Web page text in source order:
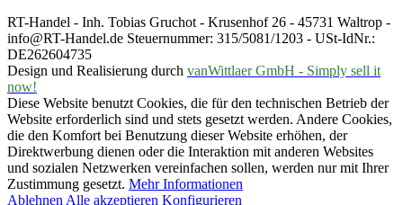
RT-Handel - Inh. Tobias Gruchot - Krusenhof 26 - 45731 Waltrop -
info@RT-Handel.de Steuernummer: 315/5081/1203 - USt-IdNr.:
DE262604735
Design und Realisierung durch vanWittlaer GmbH - Simply sell it
now!
Diese Website benutzt Cookies, die für den technischen Betrieb der
Website erforderlich sind und stets gesetzt werden. Andere Cookies,
die den Komfort bei Benutzung dieser Website erhöhen, der
Direktwerbung dienen oder die Interaktion mit anderen Websites
und sozialen Netzwerken vereinfachen sollen, werden nur mit Ihrer
Zustimmung gesetzt. Mehr Informationen
Ablehnen Alle akzeptieren Konfigurieren